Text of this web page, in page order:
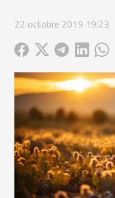
22 octobre 2019 19:23